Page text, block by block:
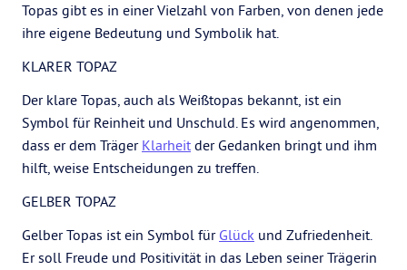
Topas gibt es in einer Vielzahl von Farben, von denen jede
ihre eigene Bedeutung und Symbolik hat.
KLARER TOPAZ
Der klare Topas, auch als Weißtopas bekannt, ist ein
Symbol für Reinheit und Unschuld. Es wird angenommen,
dass er dem Träger Klarheit der Gedanken bringt und ihm
hilft, weise Entscheidungen zu treffen.
GELBER TOPAZ
Gelber Topas ist ein Symbol für Glück und Zufriedenheit.
Er soll Freude und Positivität in das Leben seiner Trägerin